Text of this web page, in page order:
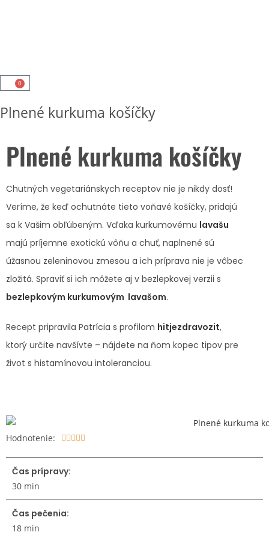
0
Plnené kurkuma košíčky
Plnené kurkuma košíčky
Chutných vegetariánskych receptov nie je nikdy dosť!
Veríme, že keď ochutnáte tieto voňavé košíčky, pridajú
sa k Vašim obľúbeným. Vďaka kurkumovému lavašu
majú príjemne exotickú vôňu a chuť, naplnené sú
úžasnou zeleninovou zmesou a ich príprava nie je vôbec
zložitá. Spraviť si ich môžete aj v bezlepkovej verzii s
bezlepkovým kurkumovým lavašom.
Recept pripravila Patrícia s profilom hitjezdravozit,
ktorý určite navšívte – nájdete na ňom kopec tipov pre
život s histamínovou intoleranciou.
Hodnotenie:     
Čas prípravy:
30 min
Čas pečenia:
18 min